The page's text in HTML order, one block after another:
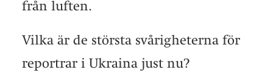
från luften.
Vilka är de största svårigheterna för
reportrar i Ukraina just nu?